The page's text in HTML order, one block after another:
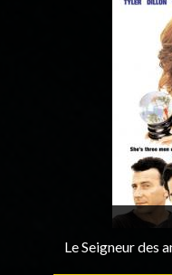
Le Seigneur des